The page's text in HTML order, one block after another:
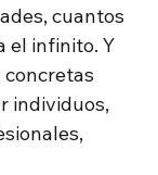
cuantos
el infinito. Y
individuos,